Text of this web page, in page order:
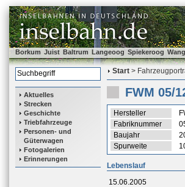
Borkum Juist Baltrum Langeoog Spiekeroog
Aktuelles
Strecken
Geschichte
Triebfahrzeuge
Personen- und
Güterwagen
Fotogalerien
Erinnerungen
Start >
FWM 05/
Hersteller
Fabriknummer
Baujahr
Spurweite
Lebenslauf
15.06.2005